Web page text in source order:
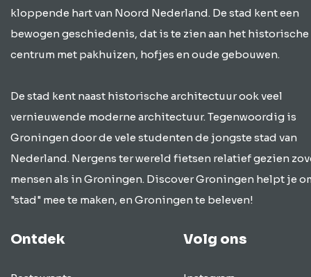
kloppende hart van Noord Nederland. De stad kent een
bewogen geschiedenis, dat is te zien aan het historische
centrum met pakhuizen, hofjes en oude gebouwen.
De stad kent naast historische architectuur ook veel
vernieuwende moderne architectuur. Tegenwoordig is
Groningen door de vele studenten de jongste stad van
Nederland. Nergens ter wereld fietsen relatief gezien
mensen als in Groningen. Discover Groningen helpt je
"stad" mee te maken, en Groningen te beleven!
Ontdek Volg ons